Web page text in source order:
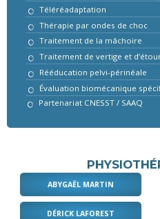
Téléréadaptation
Thérapie par ondes de choc
Traitement de la mâchoire
Traitement de vertige et
Rééducation pelvi-périnéale
Évaluation biomécanique
Partenariat CNESST / SAAQ
ABYGAËL MARTIN
DÉRICK LAFOREST